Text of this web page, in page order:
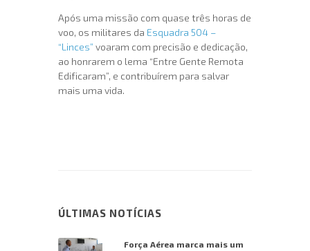
Após uma missão com quase três horas de
voo, os militares da Esquadra 504 –
“Linces” voaram com precisão e dedicação,
ao honrarem o lema “Entre Gente Remota
Edificaram”, e contribuírem para salvar
mais uma vida.
ÚLTIMAS NOTÍCIAS
Força Aérea marca mais um